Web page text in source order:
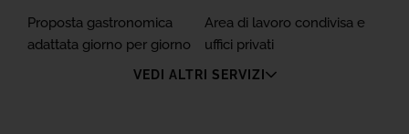
Proposta gastronomica
adattata giorno per giorno
Area di lavoro condivisa e
uffici privati
VEDI ALTRI SERVIZI